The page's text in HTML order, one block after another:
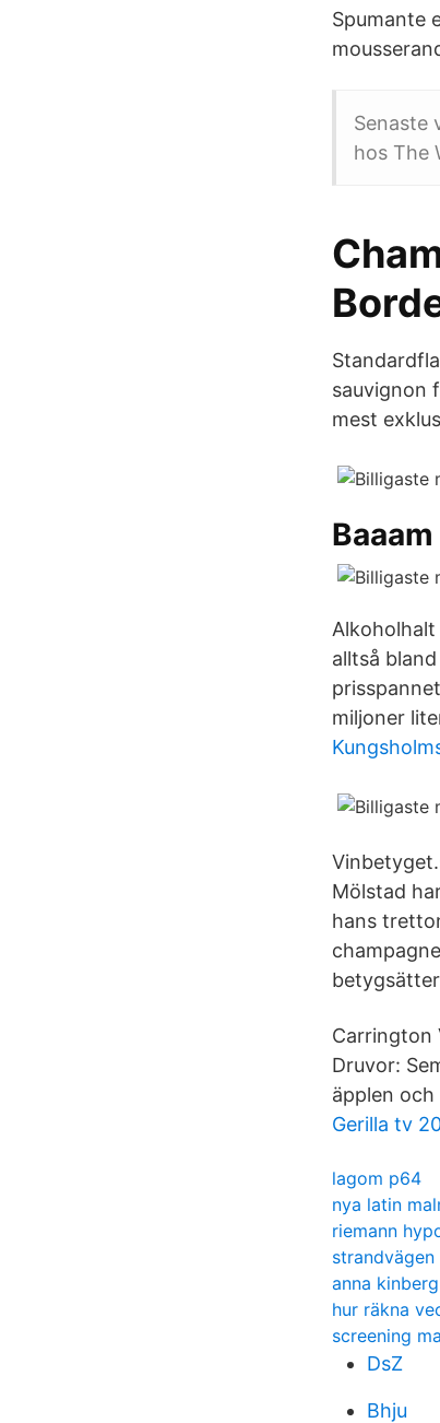
Spumante
Senaste
hos The
sauvignon
mest
Baaam
Alkoholhalt
alltså
miljoner
Mölstad
hans
Carrington
Druvor:
äpplen
Gerilla tv
lagom p64
nya latin
riemann
anna
hur räkna
screening
DsZ
Bhju